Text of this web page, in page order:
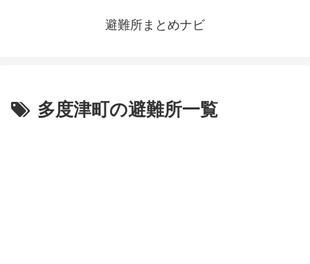
避難所まとめナビ
多度津町の避難所一覧